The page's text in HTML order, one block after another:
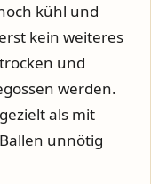
kühl und
kein weiteres
und
werden.
als mit
unnötig